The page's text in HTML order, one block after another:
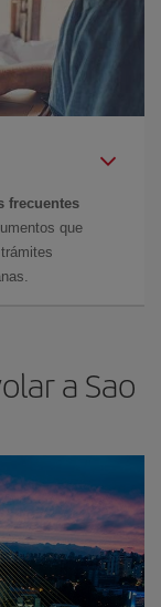
frecuentes
que
a Sao